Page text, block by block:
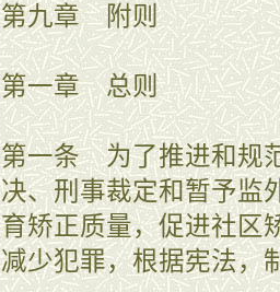
第九章 附则
第一章 总则
第一条 为了推进和规
决、刑事裁定和暂予监
育矫正质量，促进社区
减少犯罪，根据宪法，